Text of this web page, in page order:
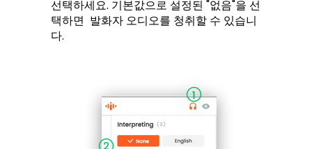
선택하세요. 기본값으로 설정된 "없음"을 선
택하면 발화자 오디오를 청취할 수 있습니
다.